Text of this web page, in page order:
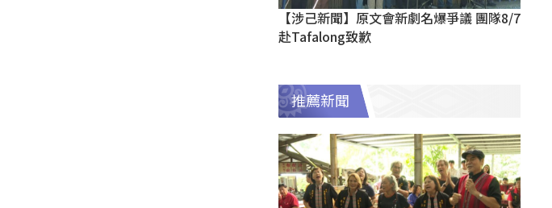
【涉己新聞】原文會新劇名爆爭議 團隊8/7
赴Tafalong致歉
推薦新聞